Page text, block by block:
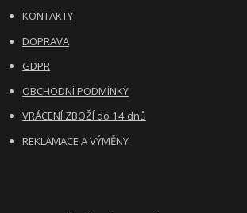
KONTAKTY
DOPRAVA
GDPR
OBCHODNÍ PODMÍNKY
VRÁCENÍ ZBOŽÍ do 14 dnů
REKLAMACE A VÝMĚNY